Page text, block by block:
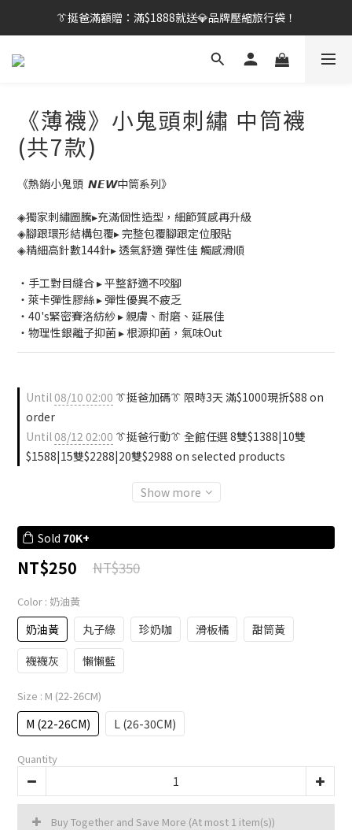
👔挺爸行動：全館襪款【最低$149起】✨立即下單！
👔挺爸滿額贈：滿$1888就送💎品牌壓縮旅行袋！
《薄襪》小鬼頭刺繡 中筒襪
(共7款)
《熱銷小鬼頭  𝙉𝙀𝙒中筒系列》
◈獨家刺繡圖騰▸充滿個性造型，細節質感再升級
◈腳跟環形結構包覆▸ 完整包覆腳跟定位服貼
◈精細高針數144針▸ 透氣舒適 彈性佳 觸感滑順
・手工對目縫合 ▸ 平整舒適不咬腳
・萊卡彈性膠絲 ▸ 彈性優異不疲乏
・40's緊密賽洛紡紗 ▸ 親膚、耐磨、延展佳
・物理性銀離子抑菌 ▸ 根源抑菌，氣味Out
Until08/10 02:00 👔挺爸加碼👔 限時3天 滿$1000現折$88 on
order
Until08/12 02:00 👔挺爸行動👔 全館任選 8雙$1388|10雙
$1588|15雙$2288|20雙$2988 on selected products
Show more
Sold 70K+
NT$250 NT$350
Color : 奶油黃
奶油黃 丸子綠 珍奶咖 滑板橘
甜筒黃
襪襪灰
懶懶藍
Size : M (22-26CM)
M (22-26CM) L (26-30CM)
Quantity
Buy Together and Save More (At most 1 item(s))